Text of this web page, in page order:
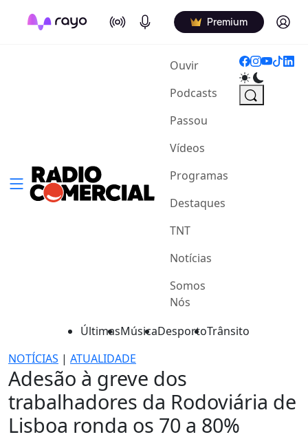
On Air Podcasts Premium Log in
Ouvir(current)
Podcasts
Passou
Vídeos
Programas
Destaques
TNT
Notícias
Somos
Nós
ÚltimasMúsicaDesportoTrânsito
NOTÍCIAS | ATUALIDADE
Adesão à greve dos
trabalhadores da Rodoviária de
Lisboa ronda os 70 a 80%